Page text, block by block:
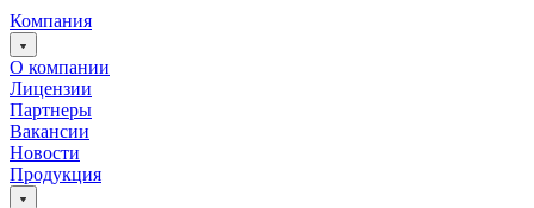
Компания
О компании
Лицензии
Партнеры
Вакансии
Новости
Продукция